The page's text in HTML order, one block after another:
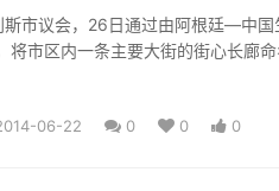
斯市议会，26日通过由阿根廷—中
将市区内一条主要大街的街心长廊
06-22 0 0 0